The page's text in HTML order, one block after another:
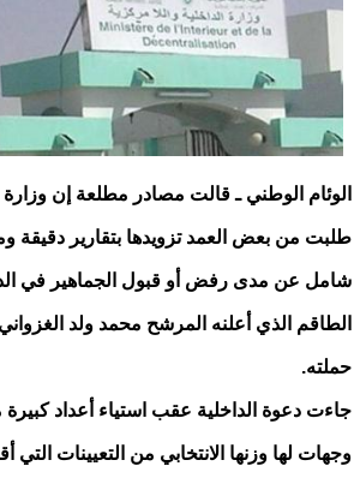
الوئام الوطني ـ قالت مصادر مطلعة إن وزارة
طلبت من بعض العمد تزويدها بتقارير دقيقة
شامل عن مدى رفض أو قبول الجماهير في
الطاقم الذي أعلنه المرشح محمد ولد
حملته.
جاءت دعوة الداخلية عقب استياء أعداد كبيرة
وجهات لها وزنها الانتخابي من التعيينات